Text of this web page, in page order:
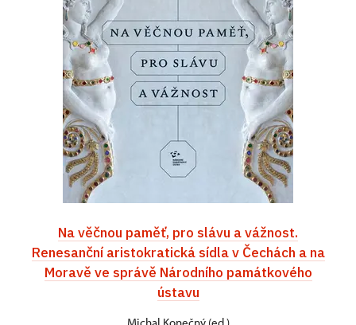
Na věčnou paměť, pro slávu a vážnost.
Renesanční aristokratická sídla v Čechách a na
Moravě ve správě Národního památkového
ústavu